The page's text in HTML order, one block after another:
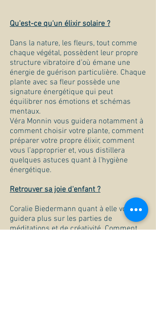
Qu'est-ce qu'un élixir solaire ?
Dans la nature, les fleurs, tout comme
chaque végétal, possèdent leur propre
structure vibratoire d’où émane une
énergie de guérison particulière. Chaque
plante avec sa fleur possède une
signature énergétique qui peut
équilibrer nos émotions et schémas
mentaux.
Véra Monnin vous guidera notamment à
comment choisir votre plante, comment
préparer votre propre élixir, comment
vous l’approprier et, vous distillera
quelques astuces quant à l'hygiène
énergétique.
Retrouver sa joie d'enfant ?
Coralie Biedermann quant à elle vous
guidera plus sur les parties de
méditations et de créativité. Comment